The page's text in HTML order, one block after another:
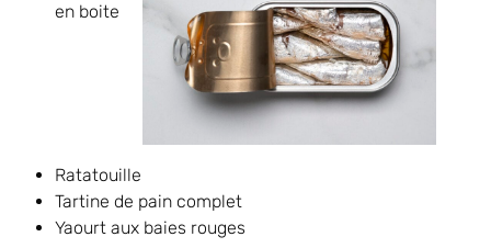
en boite
Ratatouille
Tartine de pain complet
Yaourt aux baies rouges